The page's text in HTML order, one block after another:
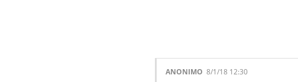
ANONIMO 8/1/18 12:30